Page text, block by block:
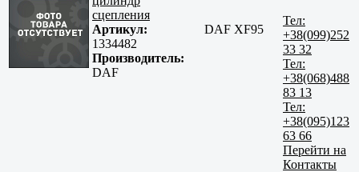
сцепления
Артикул:
1334482
Производитель:
DAF
DAF XF95
Тел:
+38(099)252
33 32
Тел:
+38(068)488
83 13
Тел:
+38(095)123
63 66
Перейти на
Контакты